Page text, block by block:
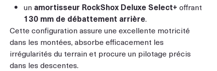
un amortisseur RockShox Deluxe Select+ offrant
130 mm de débattement arrière.
Cette configuration assure une excellente motricité
dans les montées, absorbe efficacement les
irrégularités du terrain et procure un pilotage précis
dans les descentes.